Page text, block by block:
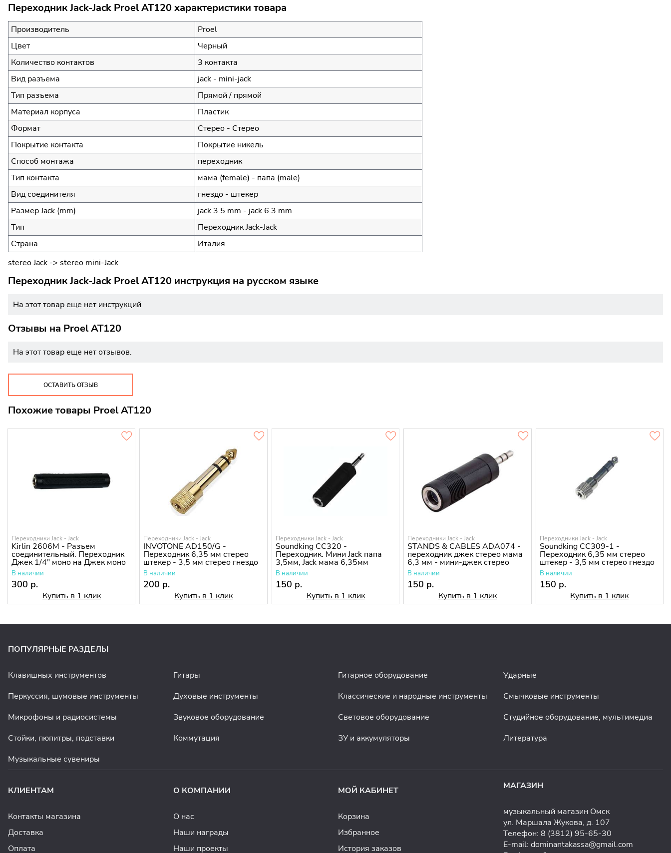
Переходник Jack-Jack Proel AT120 характеристики товара
Производитель
Proel
Цвет
Черный
Количество контактов
3 контакта
Вид разъема
jack - mini-jack
Тип разъема
Прямой / прямой
Материал корпуса
Пластик
Формат
Стерео - Стерео
Покрытие контакта
Покрытие никель
Способ монтажа
переходник
Тип контакта
мама (female) - папа (male)
Вид соединителя
гнездо - штекер
Размер Jack (mm)
jack 3.5 mm - jack 6.3 mm
Тип
Переходник Jack-Jack
Страна
Италия
stereo Jack -> stereo mini-Jack
Переходник Jack-Jack Proel AT120 инструкция на русском языке
На этот товар еще нет инструкций
Отзывы на Proel AT120
На этот товар еще нет отзывов.
ОСТАВИТЬ ОТЗЫВ
Похожие товары Proel AT120
Переходники Jack - Jack
Kirlin 2606M - Разъем
соединительный. Переходник
Джек 1/4" моно на Джек моно
1/4"
В наличии
300 р.
Купить в 1 клик
Переходники Jack - Jack
INVOTONE AD150/G -
Переходник 6,35 мм стерео
штекер - 3,5 мм стерео гнездо
В наличии
200 р.
Купить в 1 клик
Переходники Jack - Jack
Soundking CC320 -
Переходник. Мини Jack папа
3,5мм, Jack мама 6,35мм
В наличии
150 р.
Купить в 1 клик
Переходники Jack - Jack
STANDS & CABLES ADA074 -
переходник джек стерео мама
6,3 мм - мини-джек стерео
папа 3.5 мм
В наличии
150 р.
Купить в 1 клик
Переходники Jack - Jack
Soundking CC309-1 -
Переходник 6,35 мм стерео
штекер - 3,5 мм стерео гнездо
В наличии
150 р.
Купить в 1 клик
ПОПУЛЯРНЫЕ РАЗДЕЛЫ
Клавишных инструментов Гитары Гитарное оборудование
Ударные
Перкуссия, шумовые инструменты
Духовые инструменты Классические и народные инструменты
Смычковые инструменты
Микрофоны и радиосистемы
Звуковое оборудование Световое оборудование
Студийное оборудование, мультимедиа
Стойки, пюпитры, подставки
Коммутация ЗУ и аккумуляторы
Литература
Музыкальные сувениры
КЛИЕНТАМ
Контакты магазина
Доставка
Оплата
О КОМПАНИИ
О нас
Наши награды
Наши проекты
МОЙ КАБИНЕТ
Корзина
Избранное
История заказов
МАГАЗИН
музыкальный магазин Омск
ул. Маршала Жукова, д. 107
Телефон: 8 (3812) 95-65-30
E-mail: dominantakassa@gmail.com